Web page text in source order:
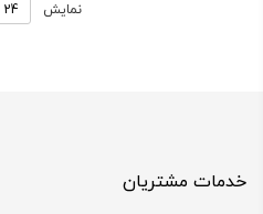
نمایش
خدمات مشتریان